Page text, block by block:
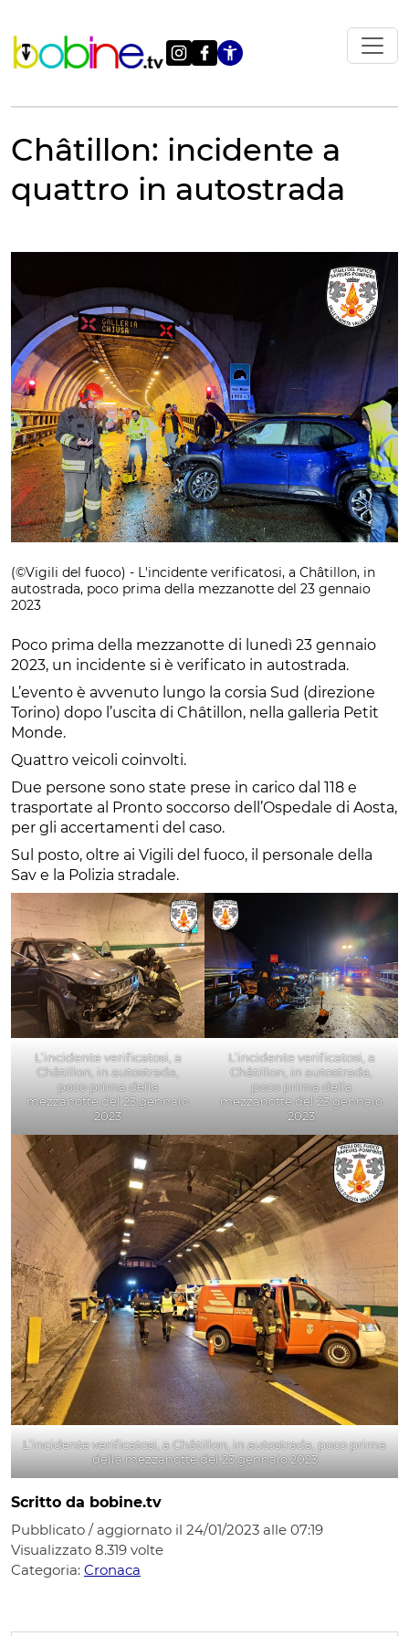
contenuto
Apri le
Châtillon: incidente a
quattro in autostrada
(©Vigili del fuoco) - L'incidente verificatosi, a Châtillon, in
autostrada, poco prima della mezzanotte del 23 gennaio
2023
Poco prima della mezzanotte di lunedì 23 gennaio
2023, un incidente si è verificato in autostrada.
L’evento è avvenuto lungo la corsia Sud (direzione
Torino) dopo l’uscita di Châtillon, nella galleria Petit
Monde.
Quattro veicoli coinvolti.
Due persone sono state prese in carico dal 118 e
trasportate al Pronto soccorso dell’Ospedale di Aosta,
per gli accertamenti del caso.
Sul posto, oltre ai Vigili del fuoco, il personale della
Sav e la Polizia stradale.
L’incidente verificatosi, a
Châtillon, in autostrada,
poco prima della
mezzanotte del 23 gennaio
2023
L’incidente verificatosi, a
Châtillon, in autostrada,
poco prima della
mezzanotte del 23 gennaio
2023
L’incidente verificatosi, a Châtillon, in autostrada, poco prima
della mezzanotte del 23 gennaio 2023
Scritto da bobine.tv
Pubblicato / aggiornato il 24/01/2023 alle 07:19
Visualizzato 8.319 volte
Categoria: Cronaca